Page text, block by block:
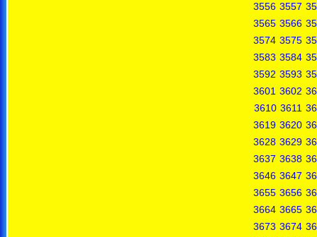
3556 3557
3565 3566
3574 3575
3583 3584
3592 3593
3601 3602
3610 3611
3619 3620
3628 3629
3637 3638
3646 3647
3655 3656
3664 3665
3673 3674